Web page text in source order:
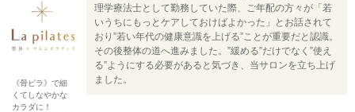
《骨ピラ》で細
くてしなやかな
カラダに！
理学療法士として勤務していた際、ご年配の方々が「若
いうちにもっとケアしておけばよかった」とお話されて
おり”若い年代の健康意識を上げる”ことが重要だと認識。
その後整体の道へ進みました。”緩める”だけでなく”使え
る”ようにする必要があると気づき、当サロンを立ち上げ
ました。